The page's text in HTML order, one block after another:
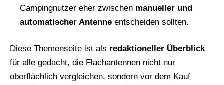
Campingnutzer eher zwischen manueller und
automatischer Antenne entscheiden sollten.
Diese Themenseite ist als redaktioneller Überblick
für alle gedacht, die Flachantennen nicht nur
oberflächlich vergleichen, sondern vor dem Kauf